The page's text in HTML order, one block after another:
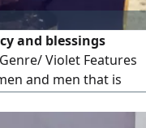
and blessings
Violet Features
and men that is
and 160 riyals Asom